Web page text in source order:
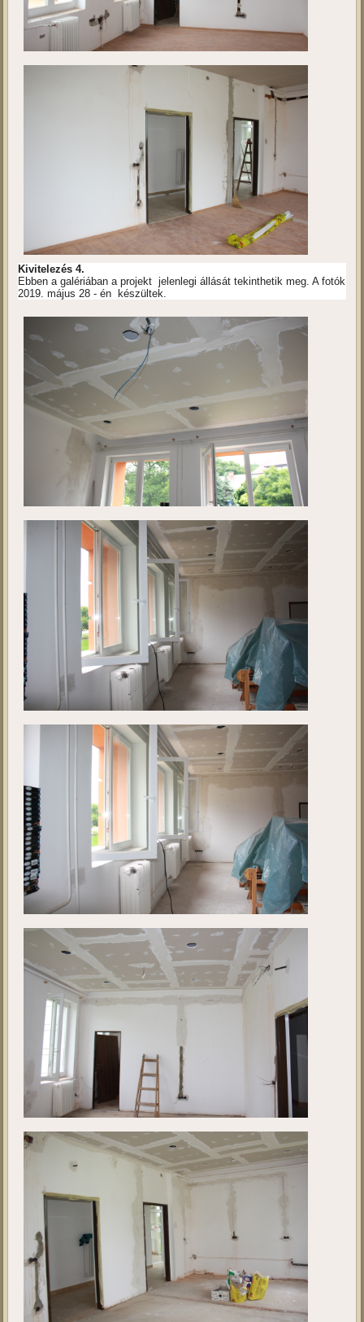
Ebben a galériában a projekt jelenlegi állását tekinthetik meg. A fotók
2019. május 28 - én készültek.